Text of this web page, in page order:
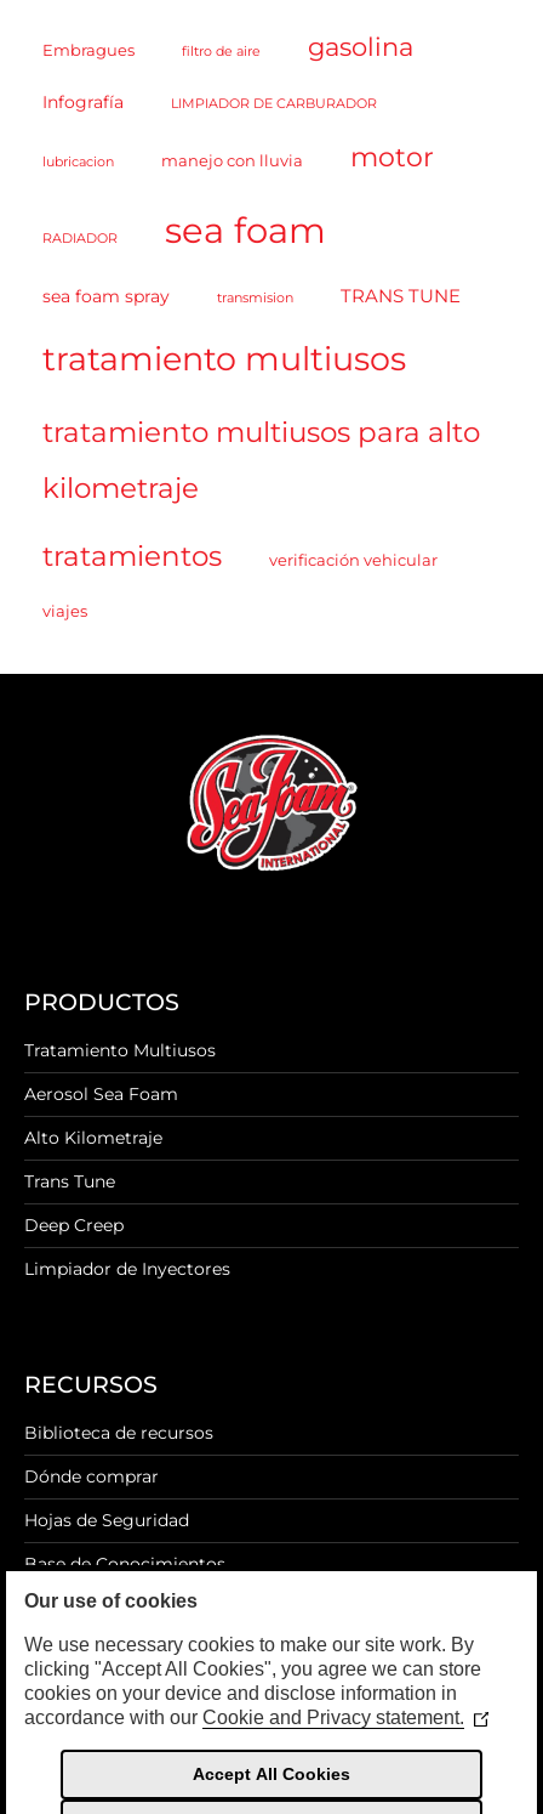
Our use of cookies
We use necessary cookies to make our site work. By
clicking "Accept All Cookies", you agree we can store
cookies on your device and disclose information in
accordance with our Cookie and Privacy statement. (Opens
in
new
Accept All Cookies
Embragues filtro de aire gasolina
Infografía LIMPIADOR DE CARBURADOR
lubricacion manejo con lluvia motor
RADIADOR sea foam
sea foam spray transmision TRANS TUNE
tratamiento multiusos
tratamiento multiusos para alto
kilometraje
tratamientos verificación vehicular
viajes
PRODUCTOS
Tratamiento Multiusos
Aerosol Sea Foam
Alto Kilometraje
Trans Tune
Deep Creep
Limpiador de Inyectores
RECURSOS
Biblioteca de recursos
Dónde comprar
Hojas de Seguridad
Base de Conocimientos
Blog
LEGAL
Política de privacidad